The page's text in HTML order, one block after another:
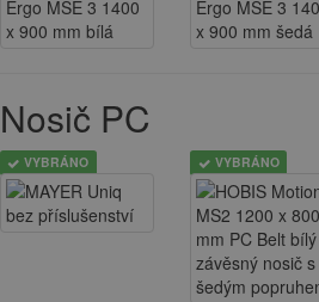
Nosič PC
VYBRÁNO VYBRÁNO